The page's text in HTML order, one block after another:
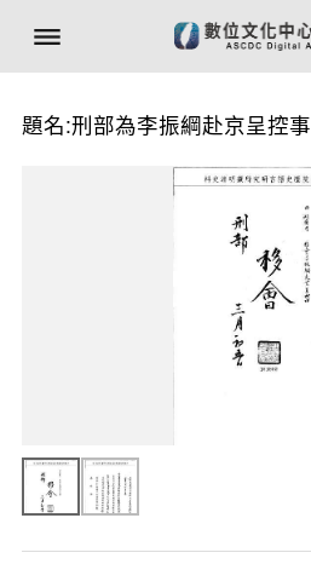
題名:刑部為李振綱赴京呈控事